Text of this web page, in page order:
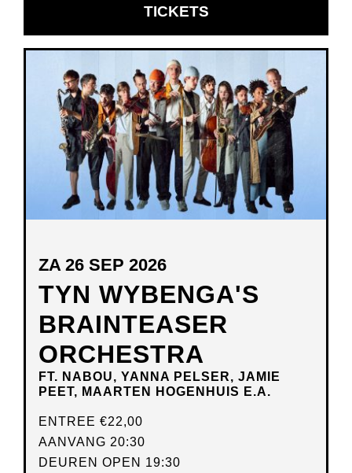
TICKETSOPENT
IN
VENSTER
TYN WYBENGA'S
BRAINTEASER
ORCHESTRA
FT. NABOU, YANNA PELSER, JAMIE
PEET, MAARTEN HOGENHUIS E.A.
ZA 26 SEP 2026
ENTREE €22,00
AANVANG 20:30
DEUREN OPEN 19:30